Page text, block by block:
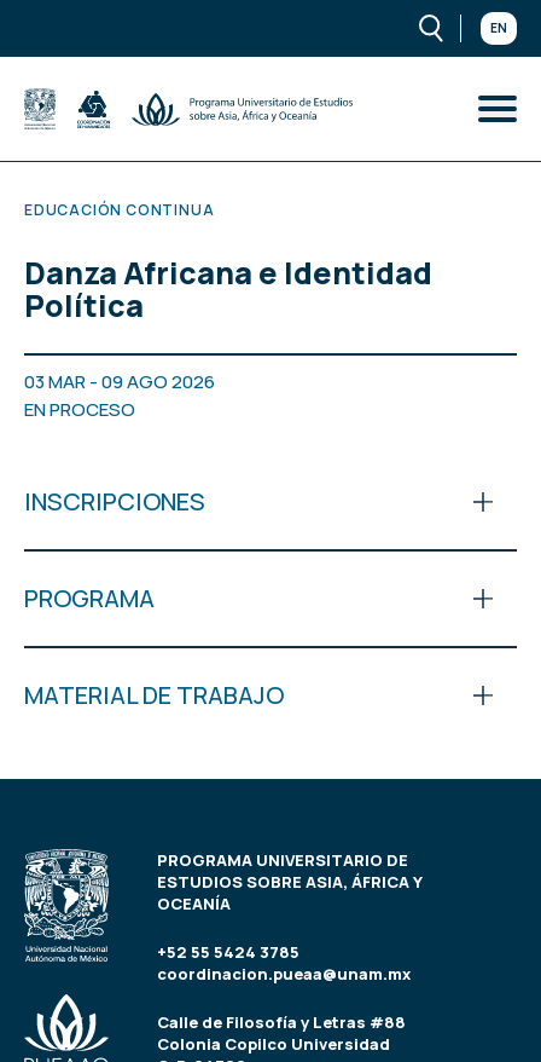
EN
EDUCACIÓN CONTINUA
Danza Africana e Identidad
Política
03 MAR - 09 AGO 2026
EN PROCESO
INSCRIPCIONES
PROGRAMA
MATERIAL DE TRABAJO
PROGRAMA UNIVERSITARIO DE
ESTUDIOS SOBRE ASIA, ÁFRICA Y
OCEANÍA
+52 55 5424 3785
coordinacion.pueaa@unam.mx
Calle de Filosofía y Letras #88
Colonia Copilco Universidad